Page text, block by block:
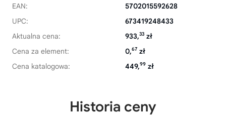
EAN:
5702015592628
UPC:
673419248433
Aktualna cena:
933,33 zł
Cena za element:
0,67 zł
Cena katalogowa:
449,99 zł
Historia ceny